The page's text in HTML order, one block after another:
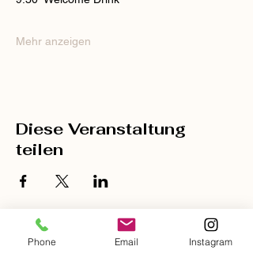
Mehr anzeigen
Diese Veranstaltung
teilen
Phone Email Instagram